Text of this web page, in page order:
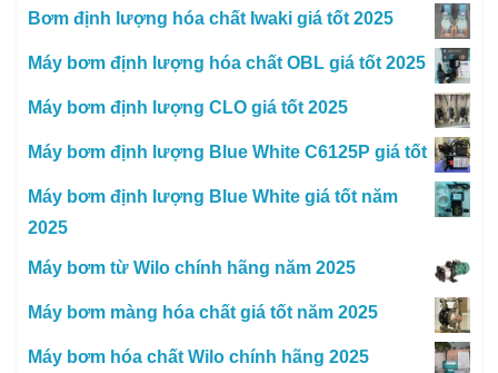
Bơm định lượng hóa chất Iwaki giá tốt 2025
Máy bơm định lượng hóa chất OBL giá tốt 2025
Máy bơm định lượng CLO giá tốt 2025
Máy bơm định lượng Blue White C6125P giá tốt
Máy bơm định lượng Blue White giá tốt năm
2025
Máy bơm từ Wilo chính hãng năm 2025
Máy bơm màng hóa chất giá tốt năm 2025
Máy bơm hóa chất Wilo chính hãng 2025